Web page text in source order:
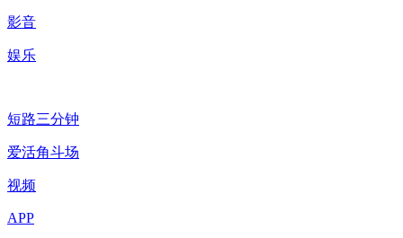
影音
娱乐
短路三分钟
爱活角斗场
视频
APP